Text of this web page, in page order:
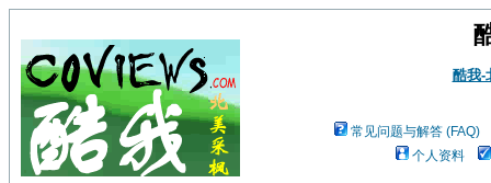
酷我-
常见问题与解答 (FAQ)
个人资料